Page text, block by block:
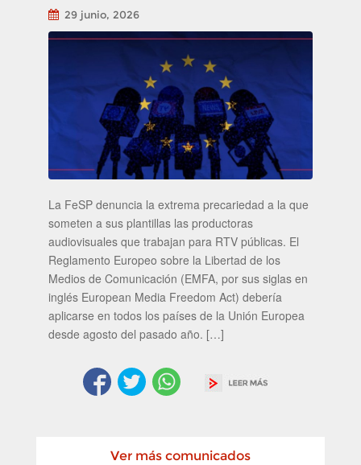
29 junio, 2026
La FeSP denuncia la extrema precariedad a la que
someten a sus plantillas las productoras
audiovisuales que trabajan para RTV públicas. El
Reglamento Europeo sobre la Libertad de los
Medios de Comunicación (EMFA, por sus siglas en
inglés European Media Freedom Act) debería
aplicarse en todos los países de la Unión Europea
desde agosto del pasado año. […]
Ver más comunicados